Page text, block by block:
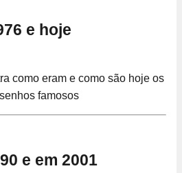
e hoje
e em 2001